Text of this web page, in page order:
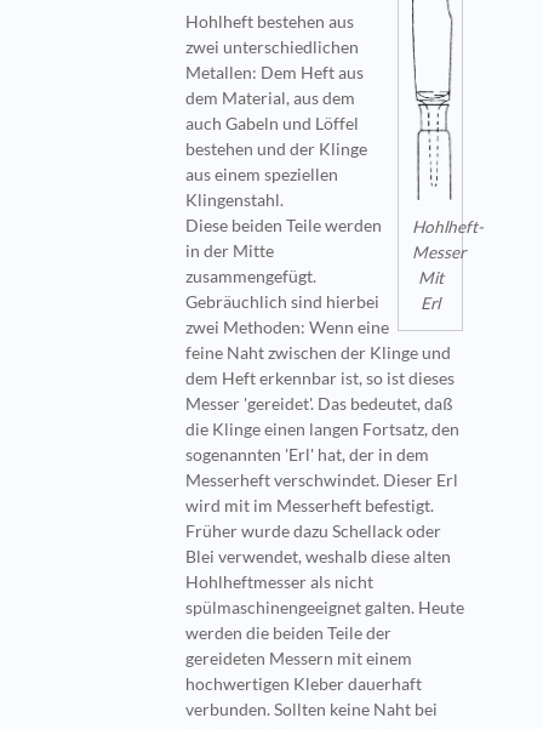
Hohlheft-
Messer
Mit
Erl
Hohlheft bestehen aus
zwei unterschiedlichen
Metallen: Dem Heft aus
dem Material, aus dem
auch Gabeln und Löffel
bestehen und der Klinge
aus einem speziellen
Klingenstahl.
Diese beiden Teile werden
in der Mitte
zusammengefügt.
Gebräuchlich sind hierbei
zwei Methoden: Wenn eine
feine Naht zwischen der Klinge und
dem Heft erkennbar ist, so ist dieses
Messer 'gereidet'. Das bedeutet, daß
die Klinge einen langen Fortsatz, den
sogenannten 'Erl' hat, der in dem
Messerheft verschwindet. Dieser Erl
wird mit im Messerheft befestigt.
Früher wurde dazu Schellack oder
Blei verwendet, weshalb diese alten
Hohlheftmesser als nicht
spülmaschinengeeignet galten. Heute
werden die beiden Teile der
gereideten Messern mit einem
hochwertigen Kleber dauerhaft
verbunden. Sollten keine Naht bei